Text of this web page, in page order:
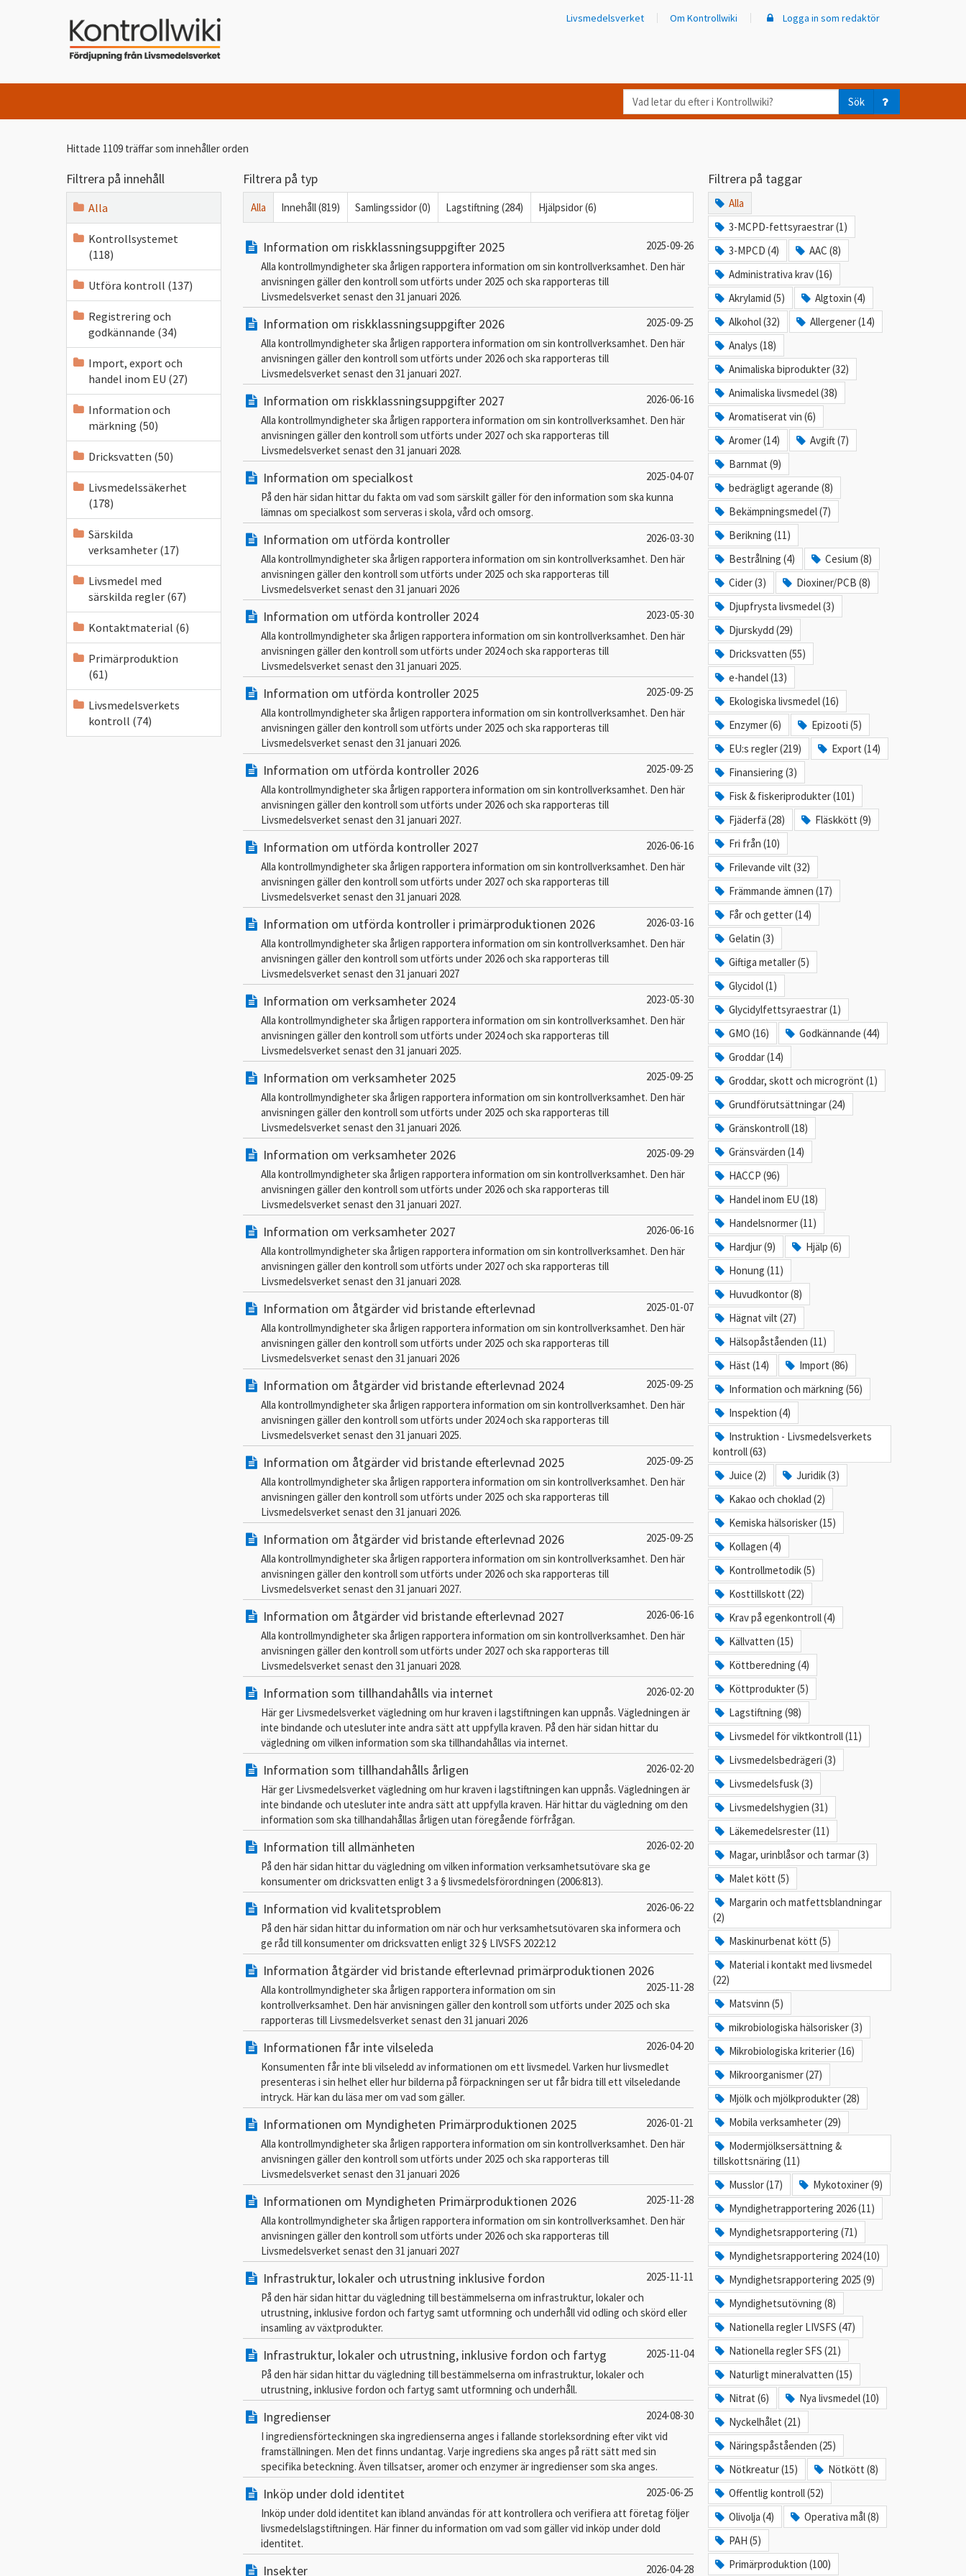
Livsmedelsverket Om Kontrollwiki Logga in som redaktör
Vad
letar
Kontrollwiki?
Sök
Hittade 1109 träffar som innehåller orden
Filtrera på innehåll
Alla
Kontrollsystemet
(118)
Utföra kontroll (137)
Registrering och
godkännande (34)
Import, export och
handel inom EU (27)
Information och
märkning (50)
Dricksvatten (50)
Livsmedelssäkerhet
(178)
Särskilda
verksamheter (17)
Livsmedel med
särskilda regler (67)
Kontaktmaterial (6)
Primärproduktion
(61)
Livsmedelsverkets
kontroll (74)
Filtrera på typ
Alla Innehåll (819) Samlingssidor (0) Lagstiftning (284) Hjälpsidor (6)
Information om riskklassningsuppgifter 2025
2025-09-26
Alla kontrollmyndigheter ska årligen rapportera information om sin kontrollverksamhet. Den här
anvisningen gäller den kontroll som utförts under 2025 och ska rapporteras till
Livsmedelsverket senast den 31 januari 2026.
Information om riskklassningsuppgifter 2026
2025-09-25
Alla kontrollmyndigheter ska årligen rapportera information om sin kontrollverksamhet. Den här
anvisningen gäller den kontroll som utförts under 2026 och ska rapporteras till
Livsmedelsverket senast den 31 januari 2027.
Information om riskklassningsuppgifter 2027
2026-06-16
Alla kontrollmyndigheter ska årligen rapportera information om sin kontrollverksamhet. Den här
anvisningen gäller den kontroll som utförts under 2027 och ska rapporteras till
Livsmedelsverket senast den 31 januari 2028.
Information om specialkost
2025-04-07
På den här sidan hittar du fakta om vad som särskilt gäller för den information som ska kunna
lämnas om specialkost som serveras i skola, vård och omsorg.
Information om utförda kontroller
2026-03-30
Alla kontrollmyndigheter ska årligen rapportera information om sin kontrollverksamhet. Den här
anvisningen gäller den kontroll som utförts under 2025 och ska rapporteras till
Livsmedelsverket senast den 31 januari 2026
Information om utförda kontroller 2024
2023-05-30
Alla kontrollmyndigheter ska årligen rapportera information om sin kontrollverksamhet. Den här
anvisningen gäller den kontroll som utförts under 2024 och ska rapporteras till
Livsmedelsverket senast den 31 januari 2025.
Information om utförda kontroller 2025
2025-09-25
Alla kontrollmyndigheter ska årligen rapportera information om sin kontrollverksamhet. Den här
anvisningen gäller den kontroll som utförts under 2025 och ska rapporteras till
Livsmedelsverket senast den 31 januari 2026.
Information om utförda kontroller 2026
2025-09-25
Alla kontrollmyndigheter ska årligen rapportera information om sin kontrollverksamhet. Den här
anvisningen gäller den kontroll som utförts under 2026 och ska rapporteras till
Livsmedelsverket senast den 31 januari 2027.
Information om utförda kontroller 2027
2026-06-16
Alla kontrollmyndigheter ska årligen rapportera information om sin kontrollverksamhet. Den här
anvisningen gäller den kontroll som utförts under 2027 och ska rapporteras till
Livsmedelsverket senast den 31 januari 2028.
Information om utförda kontroller i primärproduktionen 2026
2026-03-16
Alla kontrollmyndigheter ska årligen rapportera information om sin kontrollverksamhet. Den här
anvisningen gäller den kontroll som utförts under 2026 och ska rapporteras till
Livsmedelsverket senast den 31 januari 2027
Information om verksamheter 2024
2023-05-30
Alla kontrollmyndigheter ska årligen rapportera information om sin kontrollverksamhet. Den här
anvisningen gäller den kontroll som utförts under 2024 och ska rapporteras till
Livsmedelsverket senast den 31 januari 2025.
Information om verksamheter 2025
2025-09-25
Alla kontrollmyndigheter ska årligen rapportera information om sin kontrollverksamhet. Den här
anvisningen gäller den kontroll som utförts under 2025 och ska rapporteras till
Livsmedelsverket senast den 31 januari 2026.
Information om verksamheter 2026
2025-09-29
Alla kontrollmyndigheter ska årligen rapportera information om sin kontrollverksamhet. Den här
anvisningen gäller den kontroll som utförts under 2026 och ska rapporteras till
Livsmedelsverket senast den 31 januari 2027.
Information om verksamheter 2027
2026-06-16
Alla kontrollmyndigheter ska årligen rapportera information om sin kontrollverksamhet. Den här
anvisningen gäller den kontroll som utförts under 2027 och ska rapporteras till
Livsmedelsverket senast den 31 januari 2028.
Information om åtgärder vid bristande efterlevnad
2025-01-07
Alla kontrollmyndigheter ska årligen rapportera information om sin kontrollverksamhet. Den här
anvisningen gäller den kontroll som utförts under 2025 och ska rapporteras till
Livsmedelsverket senast den 31 januari 2026
Information om åtgärder vid bristande efterlevnad 2024
2025-09-25
Alla kontrollmyndigheter ska årligen rapportera information om sin kontrollverksamhet. Den här
anvisningen gäller den kontroll som utförts under 2024 och ska rapporteras till
Livsmedelsverket senast den 31 januari 2025.
Information om åtgärder vid bristande efterlevnad 2025
2025-09-25
Alla kontrollmyndigheter ska årligen rapportera information om sin kontrollverksamhet. Den här
anvisningen gäller den kontroll som utförts under 2025 och ska rapporteras till
Livsmedelsverket senast den 31 januari 2026.
Information om åtgärder vid bristande efterlevnad 2026
2025-09-25
Alla kontrollmyndigheter ska årligen rapportera information om sin kontrollverksamhet. Den här
anvisningen gäller den kontroll som utförts under 2026 och ska rapporteras till
Livsmedelsverket senast den 31 januari 2027.
Information om åtgärder vid bristande efterlevnad 2027
2026-06-16
Alla kontrollmyndigheter ska årligen rapportera information om sin kontrollverksamhet. Den här
anvisningen gäller den kontroll som utförts under 2027 och ska rapporteras till
Livsmedelsverket senast den 31 januari 2028.
Information som tillhandahålls via internet
2026-02-20
Här ger Livsmedelsverket vägledning om hur kraven i lagstiftningen kan uppnås. Vägledningen är
inte bindande och utesluter inte andra sätt att uppfylla kraven. På den här sidan hittar du
vägledning om vilken information som ska tillhandahållas via internet.
Information som tillhandahålls årligen
2026-02-20
Här ger Livsmedelsverket vägledning om hur kraven i lagstiftningen kan uppnås. Vägledningen är
inte bindande och utesluter inte andra sätt att uppfylla kraven. Här hittar du vägledning om den
information som ska tillhandahållas årligen utan föregående förfrågan.
Information till allmänheten
2026-02-20
På den här sidan hittar du vägledning om vilken information verksamhetsutövare ska ge
konsumenter om dricksvatten enligt 3 a § livsmedelsförordningen (2006:813).
Information vid kvalitetsproblem
2026-06-22
På den här sidan hittar du information om när och hur verksamhetsutövaren ska informera och
ge råd till konsumenter om dricksvatten enligt 32 § LIVSFS 2022:12
Information åtgärder vid bristande efterlevnad primärproduktionen 2026
2025-11-28
Alla kontrollmyndigheter ska årligen rapportera information om sin
kontrollverksamhet. Den här anvisningen gäller den kontroll som utförts under 2025 och ska
rapporteras till Livsmedelsverket senast den 31 januari 2026
Informationen får inte vilseleda
2026-04-20
Konsumenten får inte bli vilseledd av informationen om ett livsmedel. Varken hur livsmedlet
presenteras i sin helhet eller hur bilderna på förpackningen ser ut får bidra till ett vilseledande
intryck. Här kan du läsa mer om vad som gäller.
Informationen om Myndigheten Primärproduktionen 2025
2026-01-21
Alla kontrollmyndigheter ska årligen rapportera information om sin kontrollverksamhet. Den här
anvisningen gäller den kontroll som utförts under 2025 och ska rapporteras till
Livsmedelsverket senast den 31 januari 2026
Informationen om Myndigheten Primärproduktionen 2026
2025-11-28
Alla kontrollmyndigheter ska årligen rapportera information om sin kontrollverksamhet. Den här
anvisningen gäller den kontroll som utförts under 2026 och ska rapporteras till
Livsmedelsverket senast den 31 januari 2027
Infrastruktur, lokaler och utrustning inklusive fordon
2025-11-11
På den här sidan hittar du vägledning till bestämmelserna om infrastruktur, lokaler och
utrustning, inklusive fordon och fartyg samt utformning och underhåll vid odling och skörd eller
insamling av växtprodukter.
Infrastruktur, lokaler och utrustning, inklusive fordon och fartyg
2025-11-04
På den här sidan hittar du vägledning till bestämmelserna om infrastruktur, lokaler och
utrustning, inklusive fordon och fartyg samt utformning och underhåll.
Ingredienser
2024-08-30
I ingrediensförteckningen ska ingredienserna anges i fallande storleksordning efter vikt vid
framställningen. Men det finns undantag. Varje ingrediens ska anges på rätt sätt med sin
specifika beteckning. Även tillsatser, aromer och enzymer är ingredienser som ska anges.
Inköp under dold identitet
2025-06-25
Inköp under dold identitet kan ibland användas för att kontrollera och verifiera att företag följer
livsmedelslagstiftningen. Här finner du information om vad som gäller vid inköp under dold
identitet.
Insekter 2026-04-28
Filtrera på taggar
Alla
3-MCPD-fettsyraestrar (1)
3-MPCD (4)
AAC (8)
Administrativa krav (16)
Akrylamid (5)
Algtoxin (4)
Alkohol (32)
Allergener (14)
Analys (18)
Animaliska biprodukter (32)
Animaliska livsmedel (38)
Aromatiserat vin (6)
Aromer (14)
Avgift (7)
Barnmat (9)
bedrägligt agerande (8)
Bekämpningsmedel (7)
Berikning (11)
Bestrålning (4)
Cesium (8)
Cider (3)
Dioxiner/PCB (8)
Djupfrysta livsmedel (3)
Djurskydd (29)
Dricksvatten (55)
e-handel (13)
Ekologiska livsmedel (16)
Enzymer (6)
Epizooti (5)
EU:s regler (219)
Export (14)
Finansiering (3)
Fisk & fiskeriprodukter (101)
Fjäderfä (28)
Fläskkött (9)
Fri från (10)
Frilevande vilt (32)
Främmande ämnen (17)
Får och getter (14)
Gelatin (3)
Giftiga metaller (5)
Glycidol (1)
Glycidylfettsyraestrar (1)
GMO (16)
Godkännande (44)
Groddar (14)
Groddar, skott och microgrönt (1)
Grundförutsättningar (24)
Gränskontroll (18)
Gränsvärden (14)
HACCP (96)
Handel inom EU (18)
Handelsnormer (11)
Hardjur (9)
Hjälp (6)
Honung (11)
Huvudkontor (8)
Hägnat vilt (27)
Hälsopåståenden (11)
Häst (14)
Import (86)
Information och märkning (56)
Inspektion (4)
Instruktion - Livsmedelsverkets
kontroll (63)
Juice (2)
Juridik (3)
Kakao och choklad (2)
Kemiska hälsorisker (15)
Kollagen (4)
Kontrollmetodik (5)
Kosttillskott (22)
Krav på egenkontroll (4)
Källvatten (15)
Köttberedning (4)
Köttprodukter (5)
Lagstiftning (98)
Livsmedel för viktkontroll (11)
Livsmedelsbedrägeri (3)
Livsmedelsfusk (3)
Livsmedelshygien (31)
Läkemedelsrester (11)
Magar, urinblåsor och tarmar (3)
Malet kött (5)
Margarin och matfettsblandningar
(2)
Maskinurbenat kött (5)
Material i kontakt med livsmedel
(22)
Matsvinn (5)
mikrobiologiska hälsorisker (3)
Mikrobiologiska kriterier (16)
Mikroorganismer (27)
Mjölk och mjölkprodukter (28)
Mobila verksamheter (29)
Modermjölksersättning &
tillskottsnäring (11)
Musslor (17)
Mykotoxiner (9)
Myndighetrapportering 2026 (11)
Myndighetsrapportering (71)
Myndighetsrapportering 2024 (10)
Myndighetsrapportering 2025 (9)
Myndighetsutövning (8)
Nationella regler LIVSFS (47)
Nationella regler SFS (21)
Naturligt mineralvatten (15)
Nitrat (6)
Nya livsmedel (10)
Nyckelhålet (21)
Näringspåståenden (25)
Nötkreatur (15)
Nötkött (8)
Offentlig kontroll (52)
Olivolja (4)
Operativa mål (8)
PAH (5)
Primärproduktion (100)